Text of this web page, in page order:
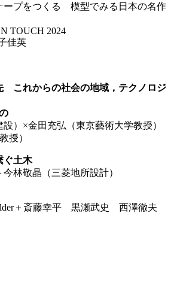
プをつくる 模型でみる日本の名作
TOUCH 2024
佳英
これからの社会の地域，テクノロジ
）×金田充弘（東京藝術大学教授）
授）
ぐ土木
林敬晶（三菱地所設計）
＋斎藤幸平 黒瀬武史 西澤徹夫